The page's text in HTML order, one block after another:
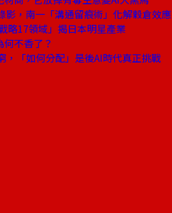
影，南一「溝通留痕術」化解穀倉效應
略17領域」揭日本明星產業
不香了？
，「如何分配」是後AI時代真正挑戰